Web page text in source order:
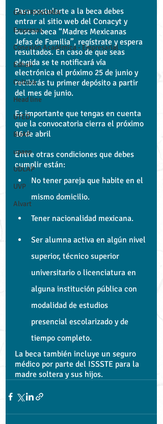
GASTRONOMÍA
Empresas
Conexión Académica - Empresarial
Edhalí
Cultura
Head line
UTED
BUAP
upaep
UDLAP
UVP
Alvart
Para postularte a la beca debes
entrar al sitio web del Conacyt y
buscar beca “Madres Mexicanas
Jefas de Familia”, regístrate y espera
resultados. En caso de que seas
elegida se te notificará vía
electrónica el próximo 25 de junio y
recibirás tu primer depósito a partir
del mes de junio.
Es importante que tengas en cuenta
que la convocatoria cierra el próximo
16 de abril
Entre otras condiciones que debes
cumplir están:
No tener pareja que habite en el
mismo domicilio.
Tener nacionalidad mexicana.
Ser alumna activa en algún nivel
superior, técnico superior
universitario o licenciatura en
alguna institución pública con
modalidad de estudios
presencial escolarizado y de
tiempo completo.
La beca también incluye un seguro
médico por parte del ISSSTE para la
madre soltera y sus hijos.